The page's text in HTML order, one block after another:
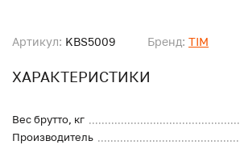
Артикул: KBS5009 Бренд: TIM
ХАРАКТЕРИСТИКИ
Вес брутто, кг
Производитель